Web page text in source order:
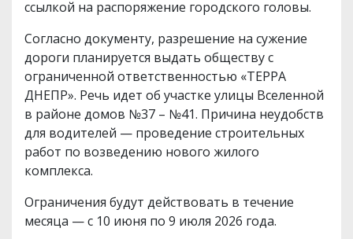
ссылкой на распоряжение городского головы.
Согласно документу, разрешение на сужение
дороги планируется выдать обществу с
ограниченной ответственностью «ТЕРРА
ДНЕПР». Речь идет об участке улицы Вселенной
в районе домов №37 – №41. Причина неудобств
для водителей — проведение строительных
работ по возведению нового жилого
комплекса.
Ограничения будут действовать в течение
месяца — с 10 июня по 9 июля 2026 года.